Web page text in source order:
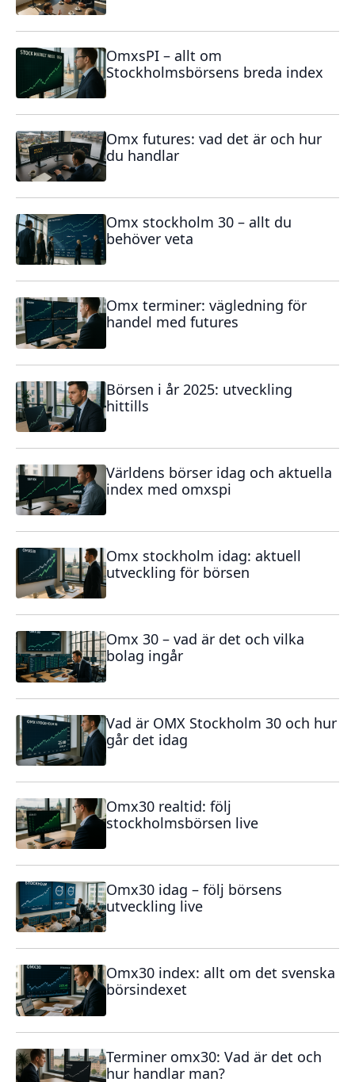
OmxsPI – allt om
Stockholmsbörsens breda index
Omx futures: vad det är och hur
du handlar
Omx stockholm 30 – allt du
behöver veta
Omx terminer: vägledning för
handel med futures
Börsen i år 2025: utveckling
hittills
Världens börser idag och aktuella
index med omxspi
Omx stockholm idag: aktuell
utveckling för börsen
Omx 30 – vad är det och vilka
bolag ingår
Vad är OMX Stockholm 30 och hur
går det idag
Omx30 realtid: följ
stockholmsbörsen live
Omx30 idag – följ börsens
utveckling live
Omx30 index: allt om det svenska
börsindexet
Terminer omx30: Vad är det och
hur handlar man?